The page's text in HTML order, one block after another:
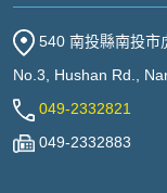
540 南投縣南投市
No.3, Hushan Rd.,
049-2332821
049-2332883